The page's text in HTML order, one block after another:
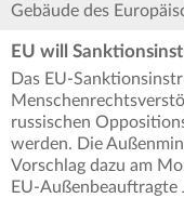
Gebäude des
EU will
Das EU-
russischen
werden. Die
Vorschlag dazu am
EU-Außenbeauftragte